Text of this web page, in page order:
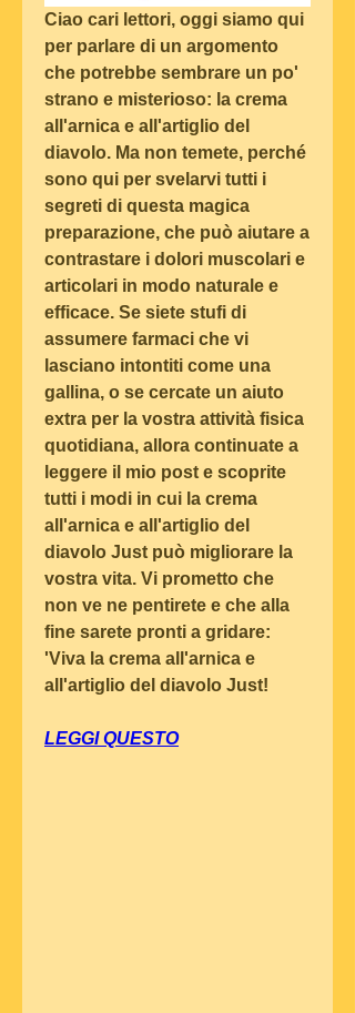
Ciao cari lettori, oggi siamo qui
per parlare di un argomento
che potrebbe sembrare un po'
strano e misterioso: la crema
all'arnica e all'artiglio del
diavolo. Ma non temete, perché
sono qui per svelarvi tutti i
segreti di questa magica
preparazione, che può aiutare a
contrastare i dolori muscolari e
articolari in modo naturale e
efficace. Se siete stufi di
assumere farmaci che vi
lasciano intontiti come una
gallina, o se cercate un aiuto
extra per la vostra attività fisica
quotidiana, allora continuate a
leggere il mio post e scoprite
tutti i modi in cui la crema
all'arnica e all'artiglio del
diavolo Just può migliorare la
vostra vita. Vi prometto che
non ve ne pentirete e che alla
fine sarete pronti a gridare:
'Viva la crema all'arnica e
all'artiglio del diavolo Just!
LEGGI QUESTO